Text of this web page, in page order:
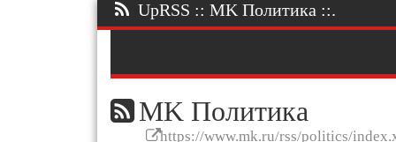
UpRSS :: MK Политика ::.
MK Политика
https://www.mk.ru/rss/politics/